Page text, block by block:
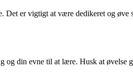
er vigtigt at være dedikeret og øve
og din evne til at lære. Husk at øvelse